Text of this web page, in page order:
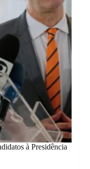
à Presidência